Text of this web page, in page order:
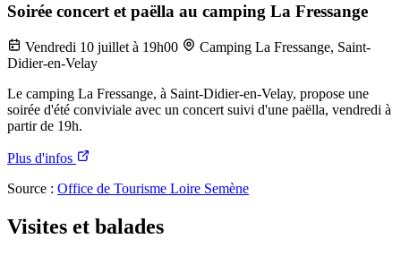
Soirée concert et paëlla au camping La Fressange
Vendredi 10 juillet à 19h00
Camping La Fressange, Saint-
Didier-en-Velay
Le camping La Fressange, à Saint-Didier-en-Velay, propose une
soirée d'été conviviale avec un concert suivi d'une paëlla, vendredi à
partir de 19h.
Plus d'infos
Source : Office de Tourisme Loire Semène
Visites et balades